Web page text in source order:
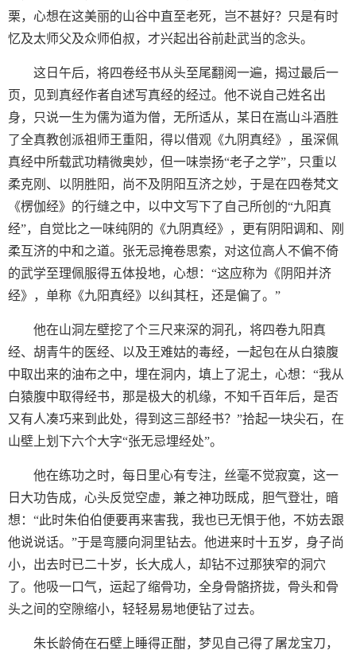
栗，心想在这美丽的山谷中直至老死，岂不甚好？只是有时
忆及太师父及众师伯叔，才兴起出谷前赴武当的念头。
这日午后，将四卷经书从头至尾翻阅一遍，揭过最后一
页，见到真经作者自述写真经的经过。他不说自己姓名出
身，只说一生为儒为道为僧，无所适从，某日在嵩山斗酒胜
了全真教创派祖师王重阳，得以借观《九阴真经》，虽深佩
真经中所载武功精微奥妙，但一味崇扬“老子之学”，只重以
柔克刚、以阴胜阳，尚不及阴阳互济之妙，于是在四卷梵文
《楞伽经》的行缝之中，以中文写下了自己所创的“九阳真
经”，自觉比之一味纯阴的《九阴真经》，更有阴阳调和、刚
柔互济的中和之道。张无忌掩卷思索，对这位高人不偏不倚
的武学至理佩服得五体投地，心想：“这应称为《阴阳并济
经》，单称《九阳真经》以纠其枉，还是偏了。”
他在山洞左壁挖了个三尺来深的洞孔，将四卷九阳真
经、胡青牛的医经、以及王难姑的毒经，一起包在从白猿腹
中取出来的油布之中，埋在洞内，填上了泥土，心想：“我从
白猿腹中取得经书，那是极大的机缘，不知千百年后，是否
又有人凑巧来到此处，得到这三部经书？”拾起一块尖石，在
山壁上划下六个大字“张无忌埋经处”。
他在练功之时，每日里心有专注，丝毫不觉寂寞，这一
日大功告成，心头反觉空虚，兼之神功既成，胆气登壮，暗
想：“此时朱伯伯便要再来害我，我也已无惧于他，不妨去跟
他说说话。”于是弯腰向洞里钻去。他进来时十五岁，身子尚
小，出去时已二十岁，长大成人，却钻不过那狭窄的洞穴
了。他吸一口气，运起了缩骨功，全身骨骼挤拢，骨头和骨
头之间的空隙缩小，轻轻易易地便钻了过去。
朱长龄倚在石壁上睡得正酣，梦见自己得了屠龙宝刀，